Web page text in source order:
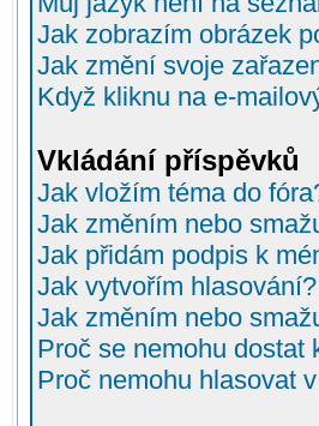
Jak zobrazím obrázek
Jak změní svoje
Když kliknu na e-
Vkládání příspěvků
Jak vložím téma do
Jak změním nebo
Jak přidám podpis k
Jak vytvořím hlasování?
Jak změním nebo
Proč se nemohu dostat
Proč nemohu hlasovat